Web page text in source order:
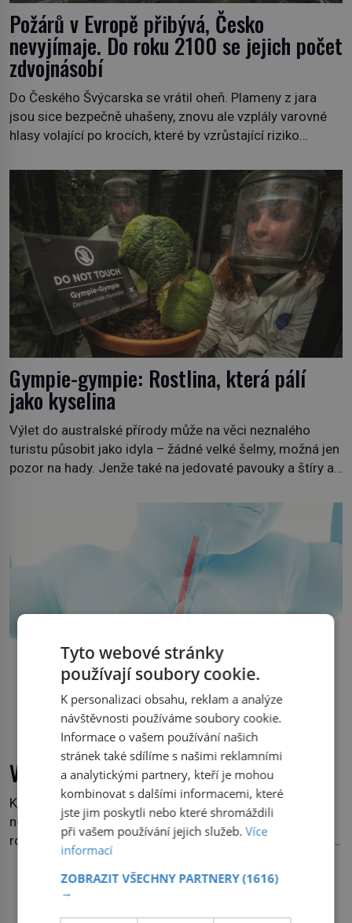
Požárů v Evropě přibývá, Česko
nevyjímaje. Do roku 2100 se jejich počet
zdvojnásobí
Do Českého Švýcarska se vrátil oheň. Plameny z jara
jsou sice bezpečně uhašeny, znovu ale vzplály varovné
hlasy volající po krocích, které by vzrůstající riziko
požáry už nejsou problémem pouze vzdáleného
Středomoří. S oteplujícím se klimatem, vysušenou
krajinou a desetiletími lidských zásahů se z nich stává
nový evropský normál […]
Gympie-gympie: Rostlina, která pálí
jako kyselina
Výlet do australské přírody může na věci neznalého
turistu působit jako idyla – žádné velké šelmy, možná jen
pozor na hady. Jenže také na jedovaté pavouky a štíry a
Stačí letmý dotyk a ozve se pronikavá bolest, která
Vědci vytvořili funkční umělý jícen
Když se narodí dítě s těžkou vrozenou vadou jícnu,
neodvratně ho čeká série náročných operací a dlouhé
roky zdravotních komplikací. Britští vědci nyní představili
technologii, která by jednou mohla nabídnout jiné řešení.
V laboratoři se jim podařilo vypěstovat funkční náhradu
části jícnu, která úspěšně obstála v testech na zvířatech.
Jícen je svalová trubice, spojující […]
Tyto webové stránky
používají soubory cookie.
K personalizaci obsahu, reklam a analýze
návštěvnosti používáme soubory cookie.
Informace o vašem používání našich
stránek také sdílíme s našimi reklamními
a analytickými partnery, kteří je mohou
kombinovat s dalšími informacemi, které
jste jim poskytli nebo které shromáždili
při vašem používání jejich služeb.Více
informací
ZOBRAZIT VŠECHNY PARTNERY(1616)
→